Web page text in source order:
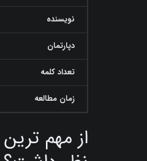
نویسنده
دپارتمان
تعداد کلمه
زمان مطالعه
از مهم